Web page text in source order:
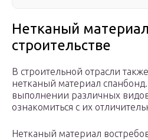
Нетканый
строительстве
В строительной отрасли
нетканый материал
выполнении различных
ознакомиться с их
Нетканый материал